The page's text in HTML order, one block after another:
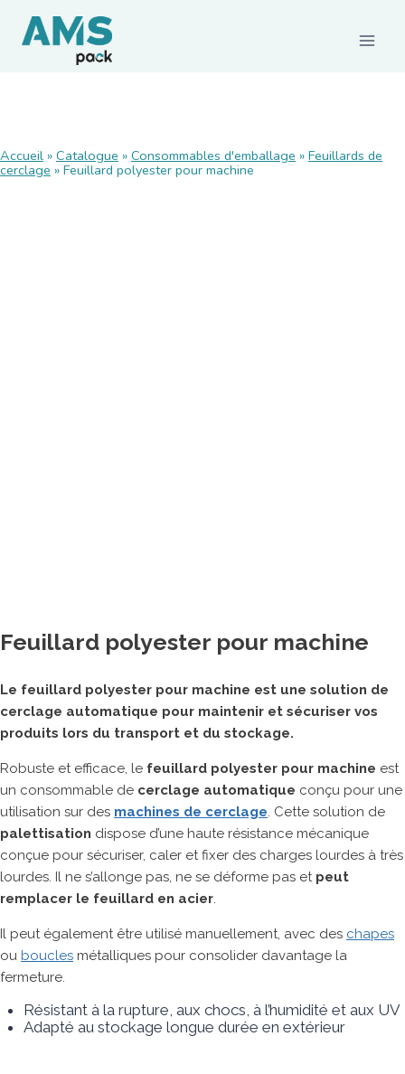
Accueil » Catalogue » Consommables d'emballage » Feuillards de
cerclage » Feuillard polyester pour machine
Feuillard polyester pour machine
Le feuillard polyester pour machine est une solution de
cerclage automatique pour maintenir et sécuriser vos
produits lors du transport et du stockage.
Robuste et efficace, le feuillard polyester pour machine est
un consommable de cerclage automatique conçu pour une
utilisation sur des machines de cerclage. Cette solution de
palettisation dispose d’une haute résistance mécanique
conçue pour sécuriser, caler et fixer des charges lourdes à très
lourdes. Il ne s’allonge pas, ne se déforme pas et peut
remplacer le feuillard en acier.
Il peut également être utilisé manuellement, avec des chapes
ou boucles métalliques pour consolider davantage la
fermeture.
Résistant à la rupture, aux chocs, à l’humidité et aux UV
Adapté au stockage longue durée en extérieur
Films et palettisation
ROBOTS COLLABORATIFS
Robopac Universal Robots Anser
Strapack
Transpak
HSM Fischbein Ripack